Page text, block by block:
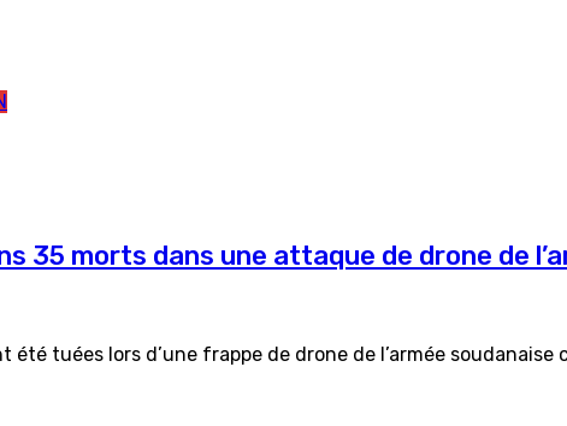
35 morts dans une attaque de drone de
été tuées lors d’une frappe de drone de l’armée